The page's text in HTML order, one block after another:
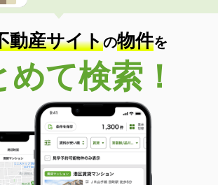
動産サイトの物件を
めて検索！